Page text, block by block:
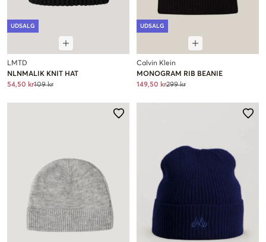
UDSALG
LMTD
NLNMALIK KNIT HAT
54,50 kr109 kr
UDSALG
Calvin Klein
MONOGRAM RIB BEANIE
149,50 kr299 kr